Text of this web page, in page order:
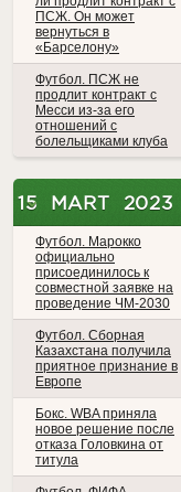
ПСЖ. Он может
вернуться в
«Барселону»
Футбол. ПСЖ не
продлит контракт с
Месси из-за его
отношений с
болельщиками клуба
15 MART 2023
Футбол. Марокко
официально
присоединилось к
совместной заявке на
проведение ЧМ-2030
Футбол. Сборная
Казахстана получила
приятное признание в
Европе
Бокс. WBA приняла
новое решение после
отказа Головкина от
титула